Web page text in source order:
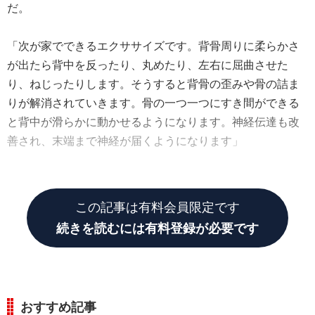
だ。
「次が家でできるエクササイズです。背骨周りに柔らかさ
が出たら背中を反ったり、丸めたり、左右に屈曲させた
り、ねじったりします。そうすると背骨の歪みや骨の詰ま
りが解消されていきます。骨の一つ一つにすき間ができる
と背中が滑らかに動かせるようになります。神経伝達も改
善され、末端まで神経が届くようになります」
この記事は有料会員限定です
続きを読むには有料登録が必要です
おすすめ記事